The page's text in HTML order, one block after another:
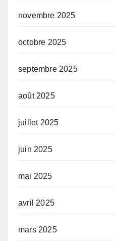
novembre 2025
octobre 2025
septembre 2025
août 2025
juillet 2025
juin 2025
mai 2025
avril 2025
mars 2025